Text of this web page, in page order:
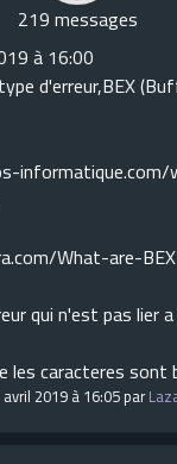
219 messages
à 16:00
d'erreur,BEX
What-are-
qui n'est pas lier
les caracteres sont
2019 à 16:05 par